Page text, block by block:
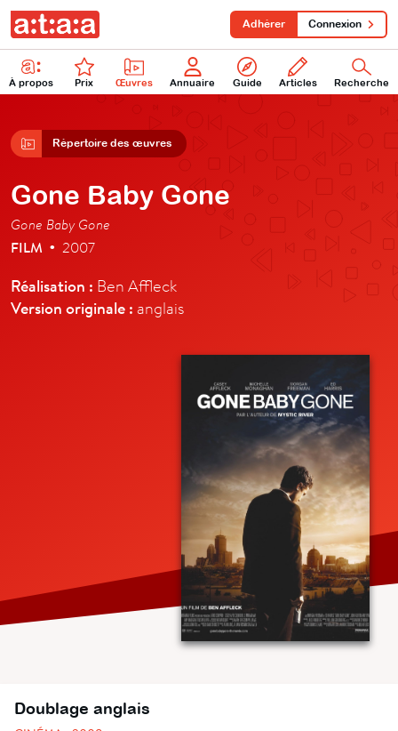
À propos Prix Œuvres Annuaire Guide Articles Recherche
Adhérer Connexion
Répertoire des œuvres
Gone Baby Gone
Gone Baby Gone
FILM • 2007
Réalisation : Ben Affleck
Version originale : anglais
Doublage anglais